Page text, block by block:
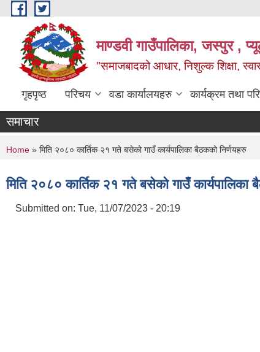
Skip to main content
माण्डवी गाउँपालिका, जस्पुर ,
"समाजबादको आधार, निशुल्क शिक्षा,
गृहपृष्ठ परिचय वडा कार्यालयहरु कार्यक्रम तथा
समाचार
You are here
Home » मिति २०८० कार्तिक २१ गते बसेको गाउँ कार्यपालिका बैठकको निर्णयहरु
मिति २०८० कार्तिक २१ गते बसेको गाउँ कार्यपालिका
Submitted on: Tue, 11/07/2023 - 20:19